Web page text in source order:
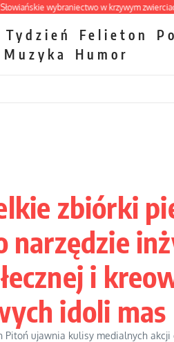
wybraniectwo w krzywym zwierciadle
Tydzień Felieton
Muzyka Humor
zbiórki
narzędzie
i
idoli mas
Pitoń ujawnia kulisy medialnych